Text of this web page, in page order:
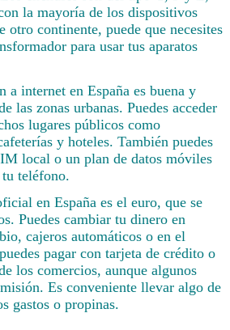
la mayoría de los dispositivos
otro continente, puede que necesites
para usar tus aparatos
a internet en España es buena y
las zonas urbanas. Puedes acceder
lugares públicos como
y hoteles. También puedes
local o un plan de datos móviles
teléfono.
en España es el euro, que se
Puedes cambiar tu dinero en
cajeros automáticos o en el
pagar con tarjeta de crédito o
los comercios, aunque algunos
Es conveniente llevar algo de
gastos o propinas.